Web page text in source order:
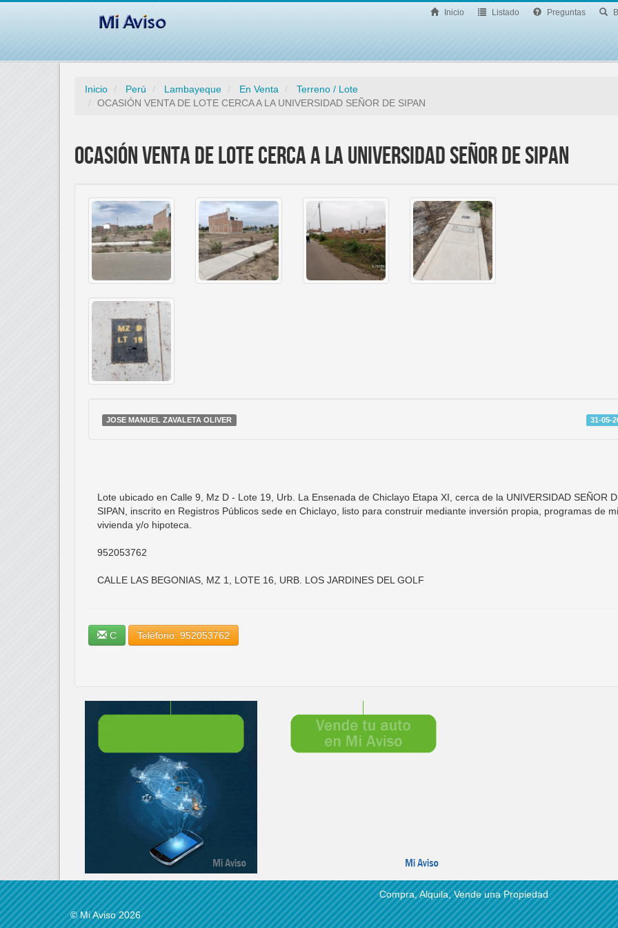
Inicio Listado Preguntas
Inicio Perú Lambayeque En Venta
Terreno / Lote
OCASIÓN VENTA DE LOTE CERCA A LA UNIVERSIDAD SEÑOR DE SIPAN
OCASIÓN VENTA DE LOTE CERCA A LA UNIVERSIDAD SEÑOR DE SIPAN
JOSE MANUEL ZAVALETA OLIVER 31-05-
Lote ubicado en Calle 9, Mz D - Lote 19, Urb. La Ensenada de Chiclayo Etapa XI, cerca de la UNIVERSIDAD SEÑOR
SIPAN, inscrito en Registros Públicos sede en Chiclayo, listo para construir mediante inversión propia, programas de mi
vivienda y/o hipoteca.
952053762
CALLE LAS BEGONIAS, MZ 1, LOTE 16, URB. LOS JARDINES DEL GOLF
C Teléfono: 952053762
Compra, Alquila, Vende una Propiedad
© Mi Aviso 2026